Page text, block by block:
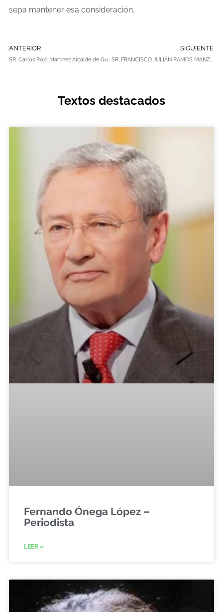
sepa mantener esa consideración.
ANTERIOR SIGUIENTE
SR. FRANCISCO JULIÁN RAMOS MANZANO ALCALDE DE GUIJUELO DESDE 2005.
Textos destacados
Fernando Ónega López –
Periodista
LEER »